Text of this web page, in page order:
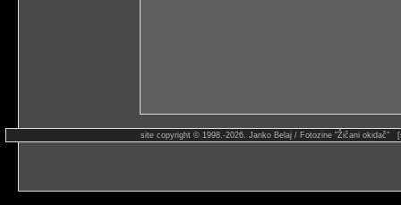
site copyright © 1998.-2026. Janko Belaj / Fotozine "Žičani okidač"